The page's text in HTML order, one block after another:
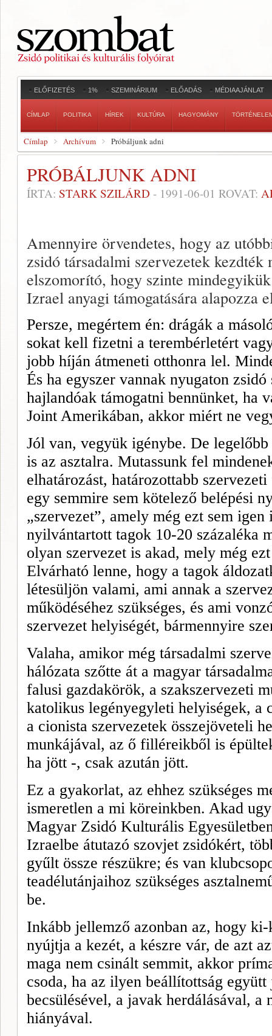
ELŐFIZETÉS 1% SZEMINÁRIUM ELŐADÁS MÉDIAAJÁNLAT
CÍMLAP POLITIKA HÍREK KULTÚRA HAGYOMÁNY
Címlap Archívum Próbáljunk adni
PRÓBÁLJUNK ADNI
ÍRTA: STARK SZILÁRD - 1991-06-01 ROVAT:
Amennyire örvendetes, hogy az
zsidó társadalmi szervezetek kezdték
elszomorító, hogy szinte
Izrael anyagi támogatására alapozza
Persze, megértem én: drágák a
sokat kell fizetni a terembérletért
jobb híján átmeneti otthonra lel.
És ha egyszer vannak nyugaton
hajlandóak támogatni bennünket, ha
Joint Amerikában, akkor miért ne
Jól van, vegyük igénybe. De
is az asztalra. Mutassunk fel
elhatározást, határozottabb
egy semmire sem kötelező belépési
„szervezet”, amely még ezt sem
nyilvántartott tagok 10-20 százaléka
olyan szervezet is akad, mely még
Elvárható lenne, hogy a tagok
létesüljön valami, ami annak a
működéséhez szükséges, és ami
szervezet helyiségét, bármennyire
Valaha, amikor még társadalmi
hálózata szőtte át a magyar
falusi gazdakörök, a szakszervezeti
katolikus legényegyleti helyiségek, a
a cionista szervezetek összejöveteli
munkájával, az ő filléreikből is
ha jött -, csak azután jött.
Ez a gyakorlat, az ehhez szükséges
ismeretlen a mi köreinkben. Akad
Magyar Zsidó Kulturális
Izraelbe átutazó szovjet zsidókért,
gyűlt össze részükre; és van
teadélutánjaihoz szükséges
be.
Inkább jellemző azonban az, hogy
nyújtja a kezét, a készre vár, de azt
maga nem csinált semmit, akkor
csoda, ha az ilyen beállítottság
becsülésével, a javak herdálásával,
hiányával.